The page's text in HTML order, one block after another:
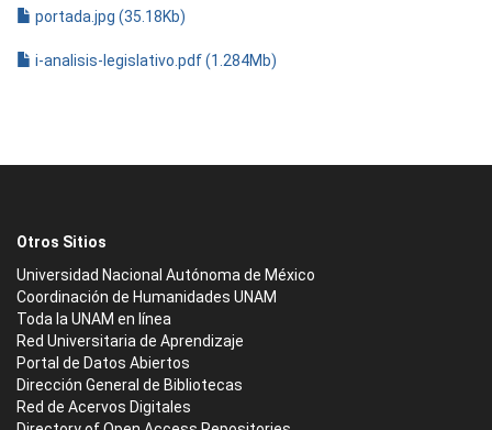
portada.jpg (35.18Kb)
i-analisis-legislativo.pdf (1.284Mb)
Otros Sitios
Universidad Nacional Autónoma de México
Coordinación de Humanidades UNAM
Toda la UNAM en línea
Red Universitaria de Aprendizaje
Portal de Datos Abiertos
Dirección General de Bibliotecas
Red de Acervos Digitales